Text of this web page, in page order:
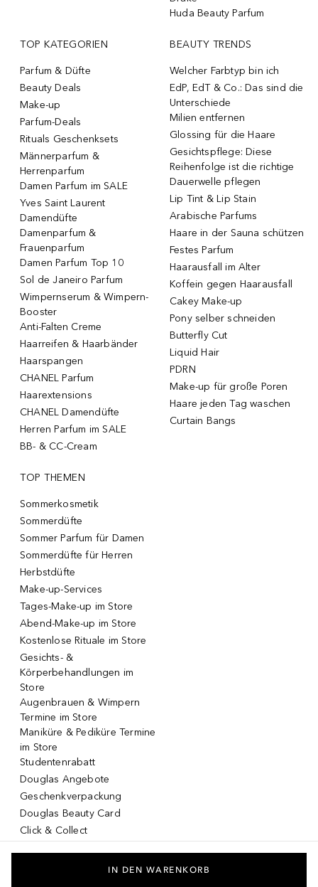
Huda Beauty Parfum
TOP KATEGORIEN
Parfum & Düfte
Beauty Deals
Make-up
Parfum-Deals
Rituals Geschenksets
Männerparfum &
Herrenparfum
Damen Parfum im SALE
Yves Saint Laurent
Damendüfte
Damenparfum &
Frauenparfum
Damen Parfum Top 10
Sol de Janeiro Parfum
Wimpernserum & Wimpern-
Booster
Anti-Falten Creme
Haarreifen & Haarbänder
Haarspangen
CHANEL Parfum
Haarextensions
CHANEL Damendüfte
Herren Parfum im SALE
BB- & CC-Cream
BEAUTY TRENDS
Welcher Farbtyp bin ich
EdP, EdT & Co.: Das sind die
Unterschiede
Milien entfernen
Glossing für die Haare
Gesichtspflege: Diese
Reihenfolge ist die richtige
Dauerwelle pflegen
Lip Tint & Lip Stain
Arabische Parfums
Haare in der Sauna schützen
Festes Parfum
Haarausfall im Alter
Koffein gegen Haarausfall
Cakey Make-up
Pony selber schneiden
Butterfly Cut
Liquid Hair
PDRN
Make-up für große Poren
Haare jeden Tag waschen
Curtain Bangs
TOP THEMEN
Sommerkosmetik
Sommerdüfte
Sommer Parfum für Damen
Sommerdüfte für Herren
Herbstdüfte
Make-up-Services
Tages-Make-up im Store
Abend-Make-up im Store
Kostenlose Rituale im Store
Gesichts- &
Körperbehandlungen im
Store
Augenbrauen & Wimpern
Termine im Store
Maniküre & Pediküre Termine
im Store
Studentenrabatt
Douglas Angebote
Geschenkverpackung
Douglas Beauty Card
Click & Collect
IN DEN WARENKORB